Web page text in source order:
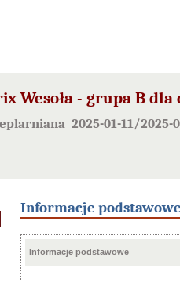
Wesoła - grupa B dla
2025-01-11/2025-
Informacje
Informacje podstawowe